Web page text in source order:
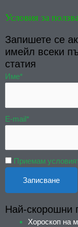
Условия за
Запишете се
имейл всеки
статия
Име*
E-mail*
Приемам
Най-скорошни
Хороскоп на